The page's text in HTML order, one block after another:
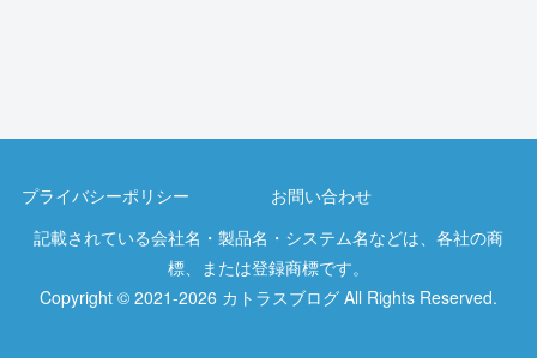
プライバシーポリシー
お問い合わせ
記載されている会社名・製品名・システム名などは、各社の商
標、または登録商標です。
Copyright © 2021-2026 カトラスブログ All Rights Reserved.